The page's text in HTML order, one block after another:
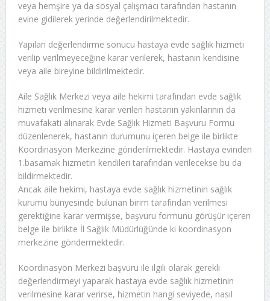
veya hemşire ya da sosyal çalışmacı tarafından hastanın
evine gidilerek yerinde değerlendirilmektedir.
Yapılan değerlendirme sonucu hastaya evde sağlık hizmeti
verilip verilmeyeceğine karar verilerek, hastanın kendisine
veya aile bireyine bildirilmektedir.
Aile Sağlık Merkezi veya aile hekimi tarafından evde sağlık
hizmeti verilmesine karar verilen hastanın yakınlarının da
muvafakati alınarak Evde Sağlık Hizmeti Başvuru Formu
düzenlenerek, hastanın durumunu içeren belge ile birlikte
Koordinasyon Merkezine gönderilmektedir. Hastaya evinden
1.basamak hizmetin kendileri tarafından verilecekse bu da
bildirmektedir.
Ancak aile hekimi, hastaya evde sağlık hizmetinin sağlık
kurumu bünyesinde bulunan birim tarafından verilmesi
gerektiğine karar vermişse, başvuru formunu görüşür içeren
belge ile birlikte İl Sağlık Müdürlüğünde ki koordinasyon
merkezine göndermektedir.
Koordinasyon Merkezi başvuru ile ilgili olarak gerekli
değerlendirmeyi yaparak hastaya evde sağlık hizmetinin
verilmesine karar verirse, hizmetin hangi seviyede, nasıl